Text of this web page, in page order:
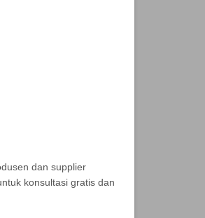
dan supplier
konsultasi gratis dan